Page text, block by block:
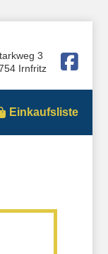
3
Irnfritz
Einkaufsliste